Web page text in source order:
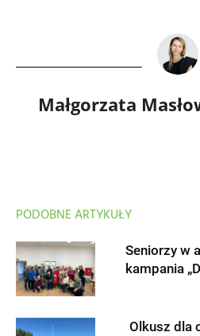
Małgorzata
PODOBNE ARTYKUŁY
Seniorzy w
kampania
Olkusz dla